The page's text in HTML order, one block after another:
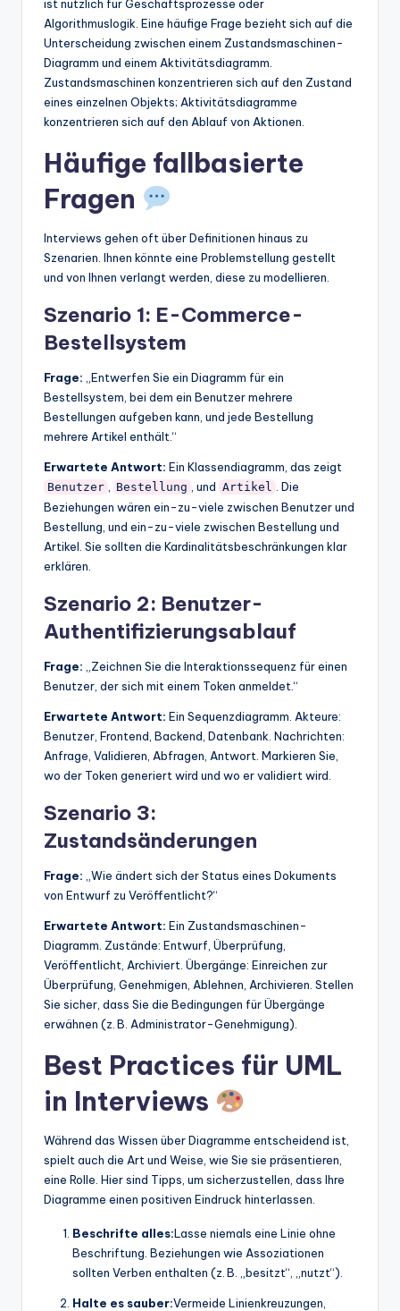
ist nützlich für Geschäftsprozesse oder
Algorithmuslogik. Eine häufige Frage bezieht sich auf die
Unterscheidung zwischen einem Zustandsmaschinen-
Diagramm und einem Aktivitätsdiagramm.
Zustandsmaschinen konzentrieren sich auf den Zustand
eines einzelnen Objekts; Aktivitätsdiagramme
konzentrieren sich auf den Ablauf von Aktionen.
Häufige fallbasierte
Fragen
Interviews gehen oft über Definitionen hinaus zu
Szenarien. Ihnen könnte eine Problemstellung gestellt
und von Ihnen verlangt werden, diese zu modellieren.
Szenario 1: E-Commerce-
Bestellsystem
Frage: „Entwerfen Sie ein Diagramm für ein
Bestellsystem, bei dem ein Benutzer mehrere
Bestellungen aufgeben kann, und jede Bestellung
mehrere Artikel enthält.“
Erwartete Antwort: Ein Klassendiagramm, das zeigt
Benutzer Bestellung , und Artikel
. Die
Beziehungen wären ein-zu-viele zwischen Benutzer und
Bestellung, und ein-zu-viele zwischen Bestellung und
Artikel. Sie sollten die Kardinalitätsbeschränkungen klar
erklären.
Szenario 2: Benutzer-
Authentifizierungsablauf
Frage: „Zeichnen Sie die Interaktionssequenz für einen
Benutzer, der sich mit einem Token anmeldet.“
Erwartete Antwort: Ein Sequenzdiagramm. Akteure:
Benutzer, Frontend, Backend, Datenbank. Nachrichten:
Anfrage, Validieren, Abfragen, Antwort. Markieren Sie,
wo der Token generiert wird und wo er validiert wird.
Szenario 3:
Zustandsänderungen
Frage: „Wie ändert sich der Status eines Dokuments
von Entwurf zu Veröffentlicht?“
Erwartete Antwort: Ein Zustandsmaschinen-
Diagramm. Zustände: Entwurf, Überprüfung,
Veröffentlicht, Archiviert. Übergänge: Einreichen zur
Überprüfung, Genehmigen, Ablehnen, Archivieren. Stellen
Sie sicher, dass Sie die Bedingungen für Übergänge
erwähnen (z. B. Administrator-Genehmigung).
Best Practices für UML
in Interviews
Während das Wissen über Diagramme entscheidend ist,
spielt auch die Art und Weise, wie Sie sie präsentieren,
eine Rolle. Hier sind Tipps, um sicherzustellen, dass Ihre
Diagramme einen positiven Eindruck hinterlassen.
Beschrifte alles:Lasse niemals eine Linie ohne
Beschriftung. Beziehungen wie Assoziationen
sollten Verben enthalten (z. B. „besitzt“, „nutzt“).
Halte es sauber:Vermeide Linienkreuzungen,